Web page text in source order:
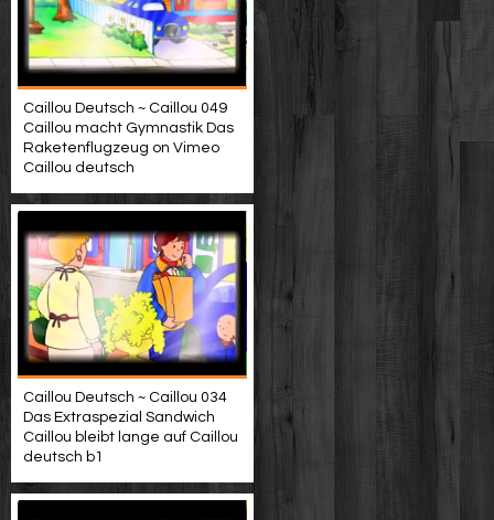
Caillou Deutsch ~ Caillou 049
Caillou macht Gymnastik Das
Raketenflugzeug on Vimeo
Caillou deutsch
Caillou Deutsch ~ Caillou 034
Das Extraspezial Sandwich
Caillou bleibt lange auf Caillou
deutsch b1